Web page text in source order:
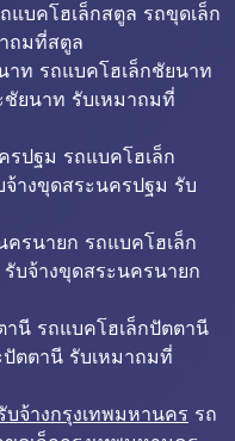
แบคโฮเล็กสตูล รถขุดเล็ก
ถมที่สตูล
าท รถแบคโฮเล็กชัยนาท
ยนาท รับเหมาถมที่
ปฐม รถแบคโฮเล็ก
างขุดสระนครปฐม รับ
รนายก รถแบคโฮเล็ก
บจ้างขุดสระนครนายก
นี รถแบคโฮเล็กปัตตานี
ตตานี รับเหมาถมที่
บจ้างกรุงเทพมหานคร รถ